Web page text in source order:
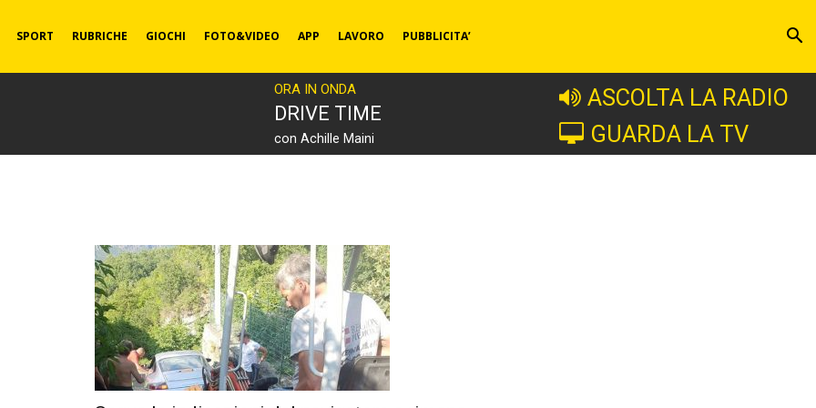
SPORT RUBRICHE GIOCHI FOTO&VIDEO APP LAVORO PUBBLICITA’
ORA IN ONDA
DRIVE TIME
con Achille Maini
ASCOLTA LA RADIO
GUARDA LA TV